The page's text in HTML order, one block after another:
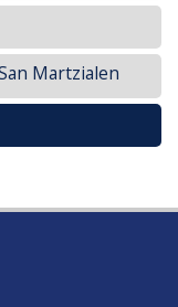
Martzialen